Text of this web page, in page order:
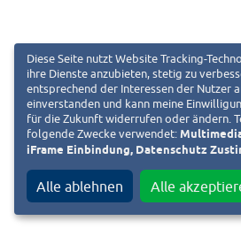
Diese Seite nutzt Website Tracking-
ihre Dienste anzubieten, stetig zu
entsprechend der Interessen der Nutzer
einverstanden und kann meine
für die Zukunft widerrufen oder ändern.
folgende Zwecke verwendet:
iFrame Einbindung, Datenschutz
Alle ablehnen Alle